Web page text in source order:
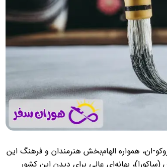
ان، همواره الهام‌بخش هنرمندان و فرهنگ این
بهانه‌ای عالی برای دیدن این کشور